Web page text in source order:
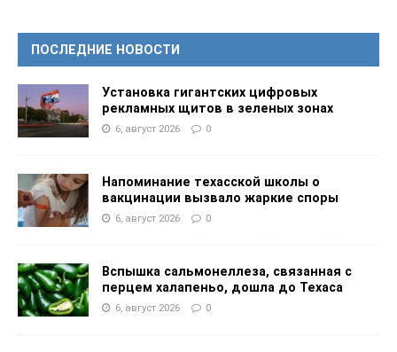
ПОСЛЕДНИЕ НОВОСТИ
Установка гигантских цифровых
рекламных щитов в зеленых зонах
6, август 2026 0
Напоминание техасской школы о
вакцинации вызвало жаркие споры
6, август 2026 0
Вспышка сальмонеллеза, связанная с
перцем халапеньо, дошла до Техаса
6, август 2026 0